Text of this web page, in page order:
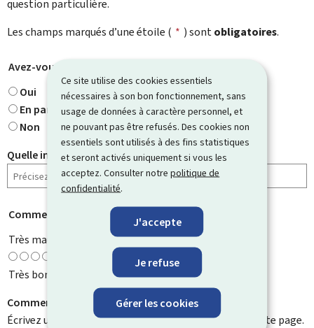
Ce site utilise des cookies essentiels
nécessaires à son bon fonctionnement, sans
usage de données à caractère personnel, et
ne pouvant pas être refusés. Des cookies non
essentiels sont utilisés à des fins statistiques
et seront activés uniquement si vous les
acceptez. Consulter notrepolitique de
confidentialité.
J'accepte
Je refuse
Gérer les cookies
question particulière.
Les champs marqués d’une étoile ( * ) sontobligatoires.
Avez-vous trouvé ce que vous cherchiez ?
Oui
En partie
Non
Quelle information cherchiez-vous ?
Comment évaluez-vous cette page ?
Très mauvaise
Très bonne
Comment pouvons-nous l'améliorer ?
Écrivez un commentaire et aidez-nous à améliorer cette page.